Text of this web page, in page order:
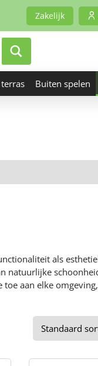
Zakelijk
Buiten spelen
als
natuurlijke
toe aan elke